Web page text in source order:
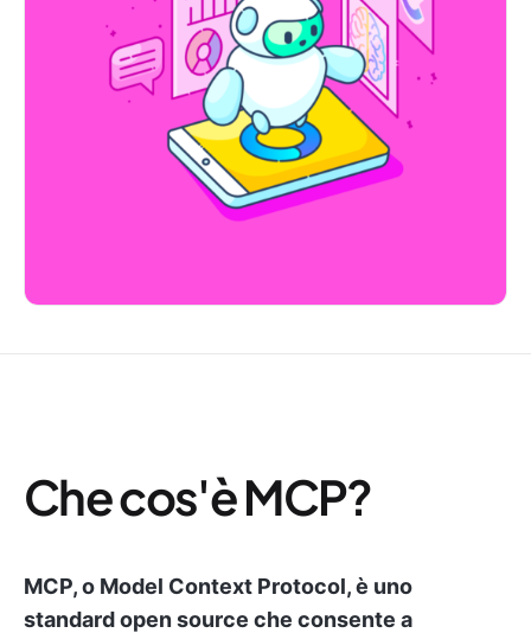
Che cos'è MCP?
MCP, o Model Context Protocol, è uno
standard open source che consente a